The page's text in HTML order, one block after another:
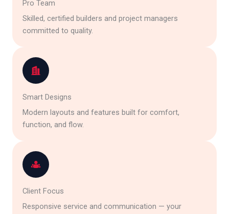
Pro Team
Skilled, certified builders and project managers
committed to quality.
Smart Designs
Modern layouts and features built for comfort,
function, and flow.
Client Focus
Responsive service and communication — your